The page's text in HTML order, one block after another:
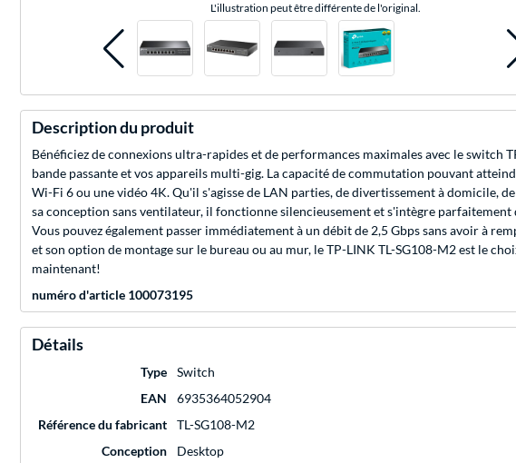
L'illustration peut être différente de l'original.
Description du produit
Bénéficiez de connexions ultra-rapides et de performances maximales avec le
bande passante et vos appareils multi-gig. La capacité de commutation pouvant
Wi-Fi 6 ou une vidéo 4K. Qu'il s'agisse de LAN parties, de divertissement à domicile,
sa conception sans ventilateur, il fonctionne silencieusement et s'intègre
Vous pouvez également passer immédiatement à un débit de 2,5 Gbps sans avoir à
et son option de montage sur le bureau ou au mur, le TP-LINK TL-SG108-M2 est le
maintenant!
numéro d'article 100073195
Détails
Type
Switch
EAN
6935364052904
Référence du fabricant
TL-SG108-M2
Conception
Desktop